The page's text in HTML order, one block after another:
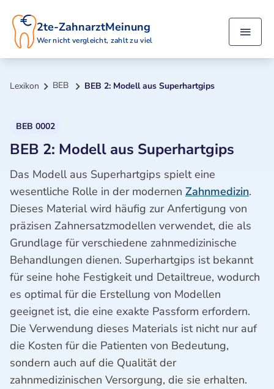
2te-ZahnarztMeinung
Wer nicht vergleicht, zahlt zu viel
Lexikon BEB BEB 2: Modell aus Superhartgips
BEB 0002
BEB 2: Modell aus Superhartgips
Das Modell aus Superhartgips spielt eine
wesentliche Rolle in der modernen Zahnmedizin.
Dieses Material wird häufig zur Anfertigung von
präzisen Zahnersatzmodellen verwendet, die als
Grundlage für verschiedene zahnmedizinische
Behandlungen dienen. Superhartgips ist bekannt
für seine hohe Festigkeit und Detailtreue, wodurch
es optimal für die Erstellung von Modellen
geeignet ist, die eine exakte Passform erfordern.
Die Verwendung dieses Materials ist nicht nur auf
die Kosten für die Patienten von Bedeutung,
sondern auch auf die Qualität der
zahnmedizinischen Versorgung, die sie erhalten.